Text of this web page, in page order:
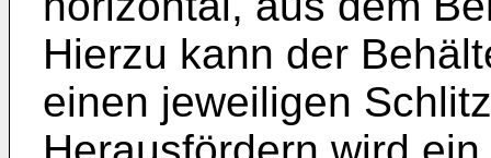
Hierzu kann der
einen jeweiligen